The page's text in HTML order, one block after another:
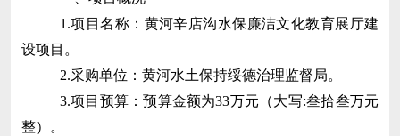
1.项目名称：黄河辛店沟水保廉洁文化教育展厅建
设项目。
2.采购单位： 黄河水土保持绥德治理监督局。
3.项目预算：预算金额为33万元（大写:叁拾叁万元
整）。